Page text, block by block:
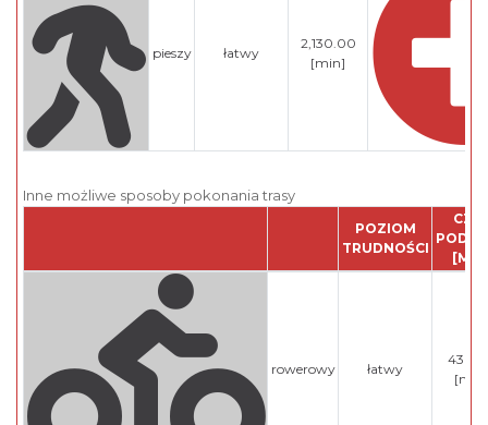
pieszy łatwy
2,130.00
[min]
Inne możliwe sposoby pokonania trasy
POZIOM
TRUDNOŚCI
rowerowy łatwy
[min]